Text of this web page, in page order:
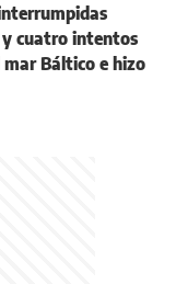
cuatro intentos
Báltico e hizo